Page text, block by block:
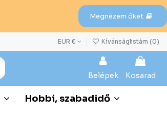
Megnézem őket
EUR € Kívánságlistám (0)
Belépek Kosarad
Hobbi, szabadidő